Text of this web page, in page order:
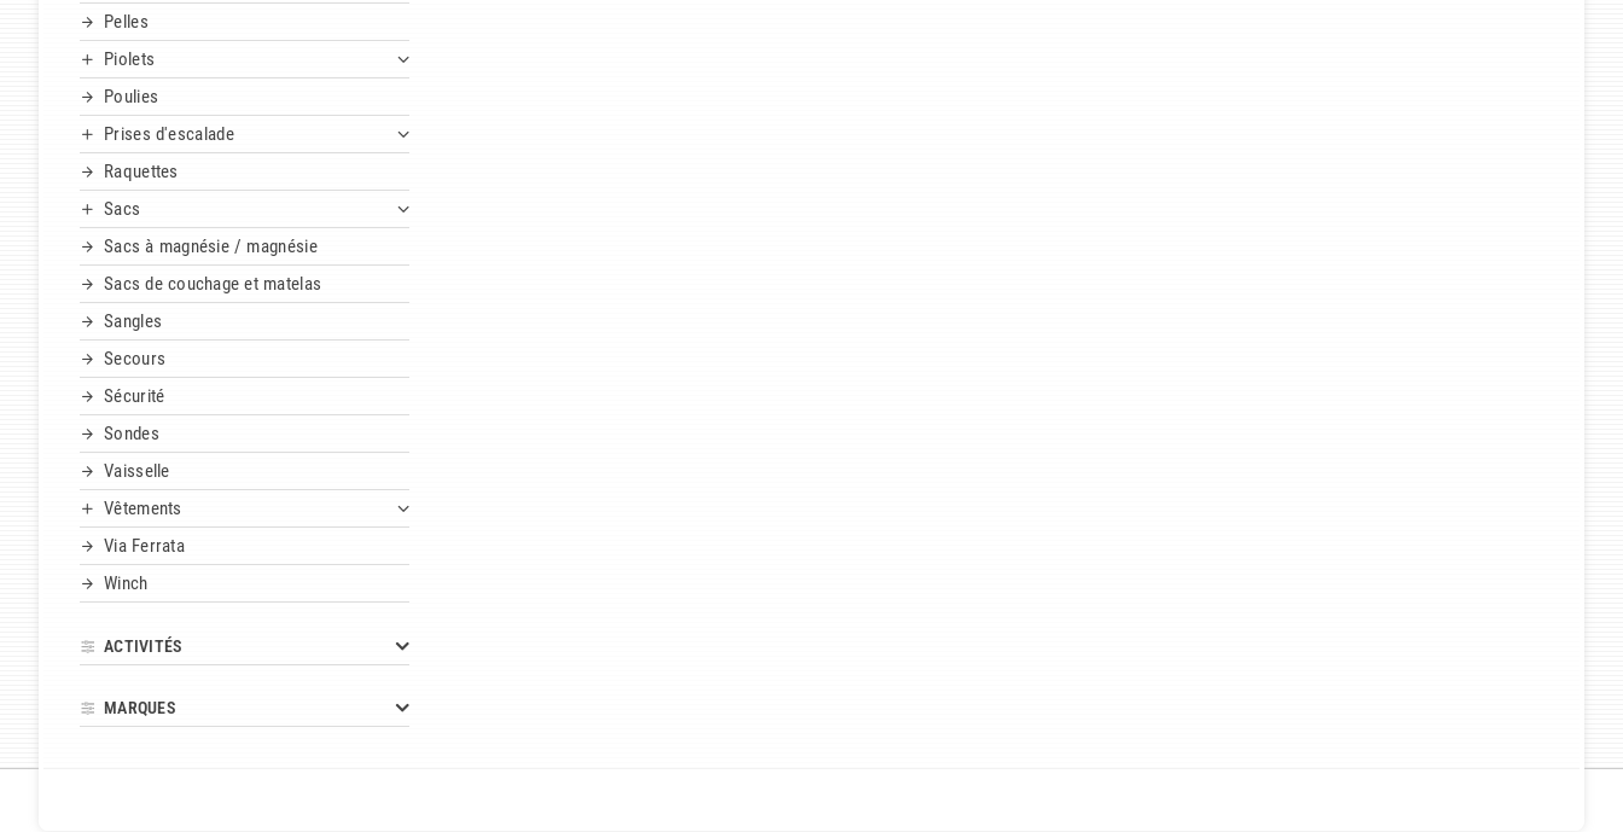
Pelles
Piolets
Poulies
Prises d'escalade
Raquettes
Sacs
Sacs à magnésie / magnésie
Sacs de couchage et matelas
Sangles
Secours
Sécurité
Sondes
Vaisselle
Vêtements
Via Ferrata
Winch
ACTIVITÉS
MARQUES